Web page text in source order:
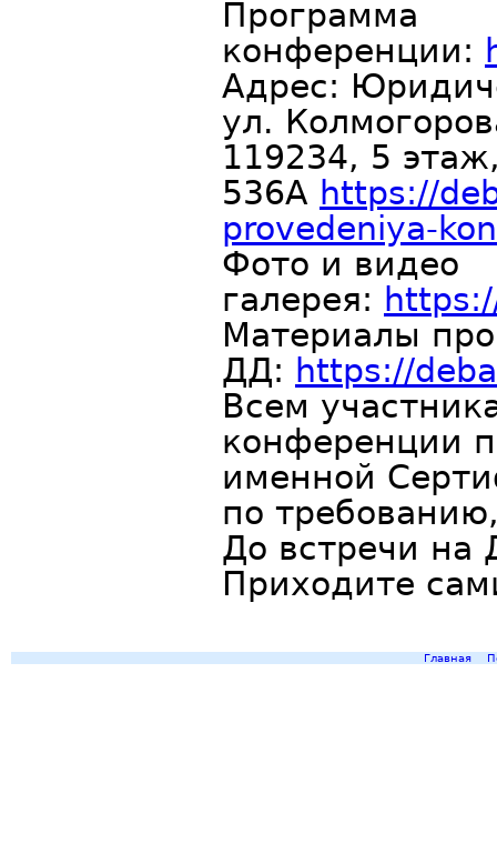
Программа
конференции:
Адрес:
ул.
119234, 5
536А https://
provedeniya-
Фото и видео
галерея:
Материалы
ДД: https://
Всем
конференции
именной
по
До встречи на
Приходите
Главная